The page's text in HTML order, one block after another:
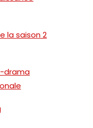
la saison 2
drama